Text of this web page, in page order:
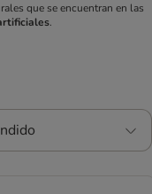
que se encuentran en las
.